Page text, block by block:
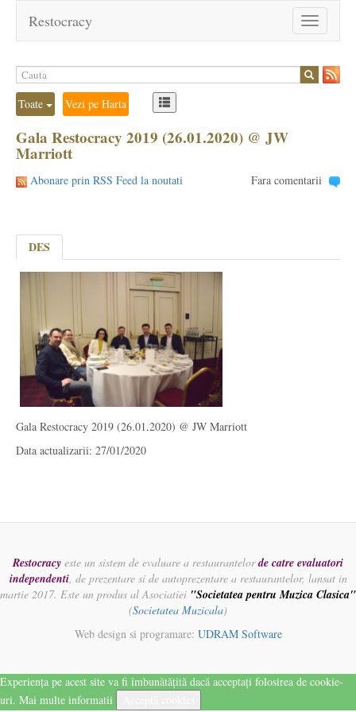
Toggle
navigation
Restocracy
Toate Vezi pe Harta
Gala Restocracy 2019 (26.01.2020) @ JW
Marriott
Abonare prin RSS Feed la noutati Fara comentarii
DES
Gala Restocracy 2019 (26.01.2020) @ JW Marriott
Data actualizarii: 27/01/2020
Restocracy este un sistem de evaluare a restaurantelorde catre evaluatori
independenti, de prezentare si de autoprezentare a restaurantelor, lansat in
martie 2017. Este un produs al Asociatiei "Societatea pentru Muzica Clasica"
(Societatea Muzicala)
Web design si programare: UDRAM Software
Experiența pe acest site va fi îmbunătățită dacă acceptați folosirea de cookie-
uri. Mai multe informatii